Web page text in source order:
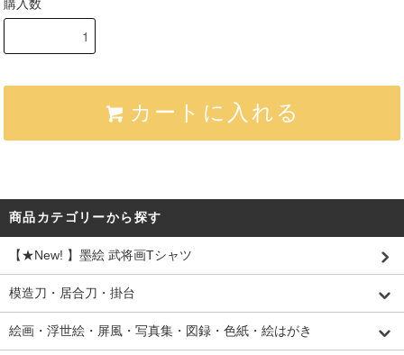
購入数
カートに入れる
商品カテゴリーから探す
【★New! 】墨絵 武将画Tシャツ
模造刀・居合刀・掛台
絵画・浮世絵・屏風・写真集・図録・色紙・絵はがき